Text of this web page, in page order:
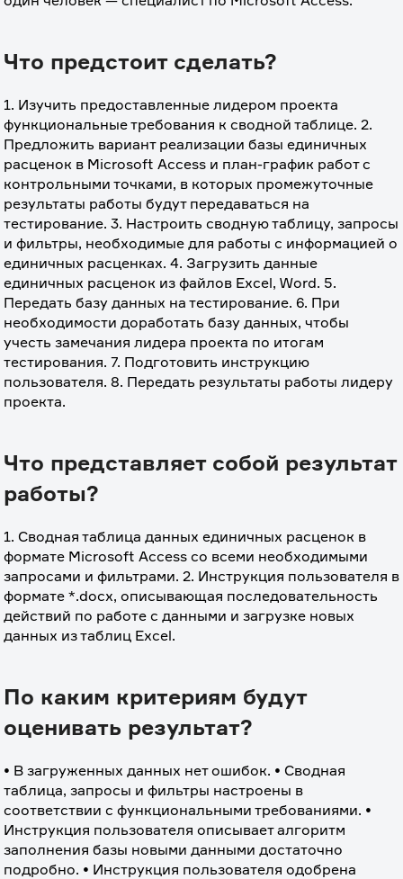
Что предстоит сделать?
1. Изучить предоставленные лидером проекта
функциональные требования к сводной таблице. 2.
Предложить вариант реализации базы единичных
расценок в Microsoft Access и план-график работ с
контрольными точками, в которых промежуточные
результаты работы будут передаваться на
тестирование. 3. Настроить сводную таблицу, запросы
и фильтры, необходимые для работы с информацией о
единичных расценках. 4. Загрузить данные
единичных расценок из файлов Excel, Word. 5.
Передать базу данных на тестирование. 6. При
необходимости доработать базу данных, чтобы
учесть замечания лидера проекта по итогам
тестирования. 7. Подготовить инструкцию
пользователя. 8. Передать результаты работы лидеру
проекта.
Что представляет собой результат
работы?
1. Сводная таблица данных единичных расценок в
формате Microsoft Access со всеми необходимыми
запросами и фильтрами. 2. Инструкция пользователя в
формате *.docx, описывающая последовательность
действий по работе с данными и загрузке новых
данных из таблиц Excel.
По каким критериям будут
оценивать результат?
• В загруженных данных нет ошибок. • Сводная
таблица, запросы и фильтры настроены в
соответствии с функциональными требованиями. •
Инструкция пользователя описывает алгоритм
заполнения базы новыми данными достаточно
подробно. • Инструкция пользователя одобрена